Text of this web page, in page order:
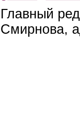
Главный
Смирнова,